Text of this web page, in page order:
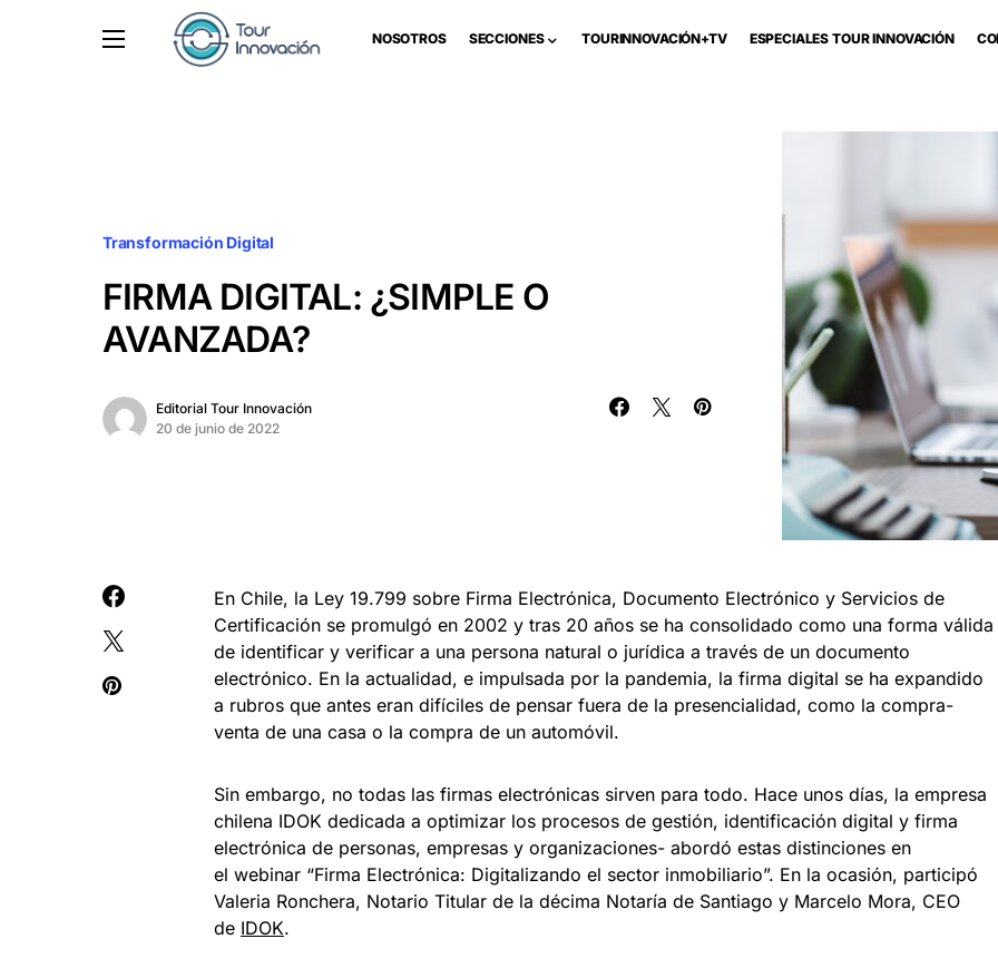
NOSOTROS SECCIONES TOURINNOVACIÓN+TV ESPECIALES TOUR INNOVACIÓN
Transformación Digital
FIRMA DIGITAL: ¿SIMPLE O
AVANZADA?
Editorial Tour Innovación
20 de junio de 2022
En Chile, la Ley 19.799 sobre Firma Electrónica, Documento Electrónico y Servicios de
Certificación se promulgó en 2002 y tras 20 años se ha consolidado como una forma válida
de identificar y verificar a una persona natural o jurídica a través de un documento
electrónico. En la actualidad, e impulsada por la pandemia, la firma digital se ha expandido
a rubros que antes eran difíciles de pensar fuera de la presencialidad, como la compra-
venta de una casa o la compra de un automóvil.
Sin embargo, no todas las firmas electrónicas sirven para todo. Hace unos días, la empresa
chilena IDOK dedicada a optimizar los procesos de gestión, identificación digital y firma
electrónica de personas, empresas y organizaciones- abordó estas distinciones en
el webinar “Firma Electrónica: Digitalizando el sector inmobiliario”. En la ocasión, participó
Valeria Ronchera, Notario Titular de la décima Notaría de Santiago y Marcelo Mora, CEO
de IDOK.